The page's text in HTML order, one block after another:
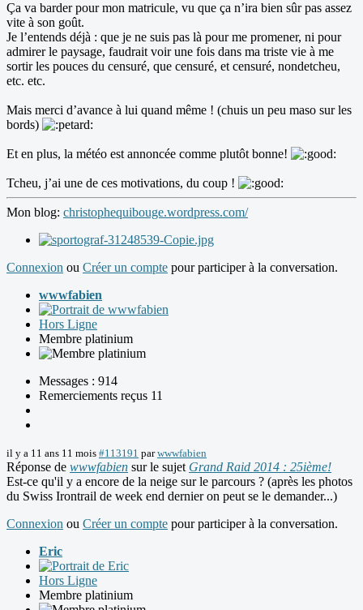
Ça va barder pour mon matricule, vu que ça n’ira bien sûr pas assez
vite à son goût.
Je l’entends déjà : que je ne suis pas là pour me promener, ni pour
admirer le paysage, faudrait voir une fois dans ma triste vie à me
sortir les pouces du censuré, que censuré, et censuré, nondetcheu,
etc. etc.
Mais merci d’avance à lui quand même ! (chuis un peu maso sur les
bords)
Et en plus, la météo est annoncée comme plutôt bonne!
Tcheu, j’ai une de ces motivations, du coup !
Mon blog: christophequibouge.wordpress.com/
Connexion ou Créer un compte pour participer à la conversation.
wwwfabien
Hors Ligne
Membre platinium
Messages : 914
Remerciements reçus 11
il y a 11 ans 11 mois #113191 parwwwfabien
Réponse de wwwfabien sur le sujet Grand Raid 2014 : 25ième!
Est-ce qu'il y a encore de la neige sur le parcours ? (après les photos
du Swiss Irontrail de week end dernier on peut se le demander...)
Connexion ou Créer un compte pour participer à la conversation.
Eric
Hors Ligne
Membre platinium